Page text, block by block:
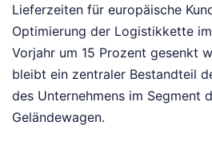
Lieferzeiten für europäische
Optimierung der Logistikkette
Vorjahr um 15 Prozent gesenkt
bleibt ein zentraler Bestandteil
des Unternehmens im Segment
Geländewagen.